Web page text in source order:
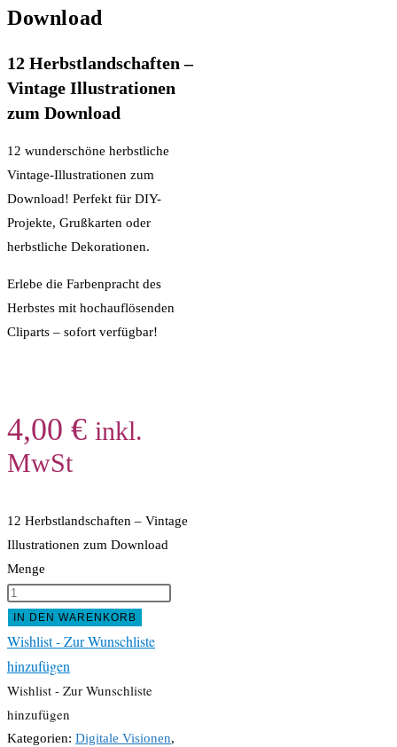
Download
12 Herbstlandschaften –
Vintage Illustrationen
zum Download
12 wunderschöne herbstliche
Vintage-Illustrationen zum
Download! Perfekt für DIY-
Projekte, Grußkarten oder
herbstliche Dekorationen.
Erlebe die Farbenpracht des
Herbstes mit hochauflösenden
Cliparts – sofort verfügbar!
4,00 € inkl.
MwSt
12 Herbstlandschaften – Vintage
Illustrationen zum Download
Menge
IN DEN WARENKORB
Wishlist - Zur Wunschliste
hinzufügen
Wishlist - Zur Wunschliste
hinzufügen
Kategorien: Digitale Visionen,